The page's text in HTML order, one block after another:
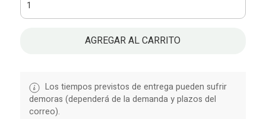
AGREGAR AL CARRITO
Los tiempos previstos de entrega pueden sufrir
demoras (dependerá de la demanda y plazos del
correo).